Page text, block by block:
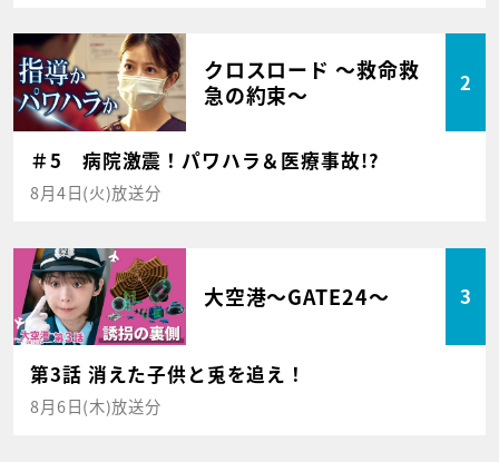
クロスロード ～救命救
急の約束～
2
＃5 病院激震！パワハラ＆医療事故!?
8月4日(火)放送分
大空港～GATE24～ 3
第3話 消えた子供と兎を追え！
8月6日(木)放送分